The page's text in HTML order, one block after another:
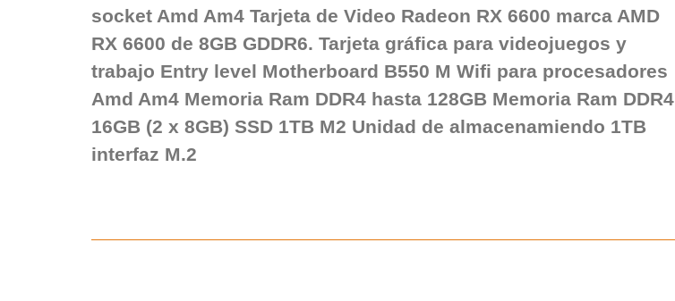
socket Amd Am4 Tarjeta de Video Radeon RX 6600 marca AMD
RX 6600 de 8GB GDDR6. Tarjeta gráfica para videojuegos y
trabajo Entry level Motherboard B550 M Wifi para procesadores
Amd Am4 Memoria Ram DDR4 hasta 128GB Memoria Ram DDR4
16GB (2 x 8GB) SSD 1TB M2 Unidad de almacenamiendo 1TB
interfaz M.2